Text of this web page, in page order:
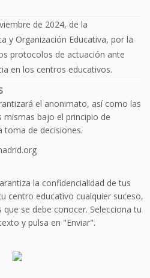
de 2024, de la
y Organización Educativa, por la
protocolos de actuación ante
en los centros educativos.
el anonimato, así como las
mismas bajo el principio de
toma de decisiones.
la confidencialidad de tus
centro educativo cualquier suceso,
se debe conocer. Selecciona tu
y pulsa en "Enviar".